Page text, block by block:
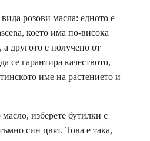
розови масла: едното е
което има по-висока
другото е получено от
се гарантира качеството,
име на растението и
изберете бутилки с
син цвят. Това е така,